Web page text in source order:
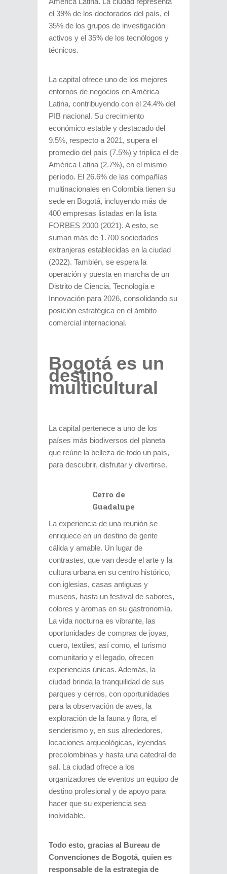
el 39% de los doctorados del país, el
35% de los grupos de investigación
activos y el 35% de los tecnólogos y
técnicos.
La capital ofrece uno de los mejores
entornos de negocios en América
Latina, contribuyendo con el 24.4% del
PIB nacional. Su crecimiento
económico estable y destacado del
9.5%, respecto a 2021, supera el
promedio del país (7.5%) y triplica el de
América Latina (2.7%), en el mismo
período. El 26.6% de las compañías
multinacionales en Colombia tienen su
sede en Bogotá, incluyendo más de
400 empresas listadas en la lista
FORBES 2000 (2021). A esto, se
suman más de 1.700 sociedades
extranjeras establecidas en la ciudad
(2022). También, se espera la
operación y puesta en marcha de un
Distrito de Ciencia, Tecnología e
Innovación para 2026, consolidando su
posición estratégica en el ámbito
comercial internacional.
Bogotá es un
destino
multicultural
La capital pertenece a uno de los
países más biodiversos del planeta
que reúne la belleza de todo un país,
para descubrir, disfrutar y divertirse.
Cerro de
Guadalupe
La experiencia de una reunión se
enriquece en un destino de gente
cálida y amable. Un lugar de
contrastes, que van desde el arte y la
cultura urbana en su centro histórico,
con iglesias, casas antiguas y
museos, hasta un festival de sabores,
colores y aromas en su gastronomía.
La vida nocturna es vibrante, las
oportunidades de compras de joyas,
cuero, textiles, así como, el turismo
comunitario y el legado, ofrecen
experiencias únicas. Además, la
ciudad brinda la tranquilidad de sus
parques y cerros, con oportunidades
para la observación de aves, la
exploración de la fauna y flora, el
senderismo y, en sus alrededores,
locaciones arqueológicas, leyendas
precolombinas y hasta una catedral de
sal. La ciudad ofrece a los
organizadores de eventos un equipo de
destino profesional y de apoyo para
hacer que su experiencia sea
inolvidable.
Todo esto, gracias al Bureau de
Convenciones de Bogotá, quien es
responsable de la estrategia de